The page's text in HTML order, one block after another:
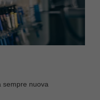
sempre nuova